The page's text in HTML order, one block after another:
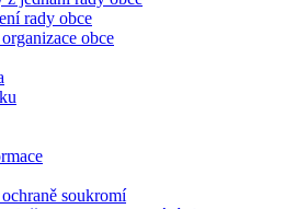
rady obce
obce
soukromí